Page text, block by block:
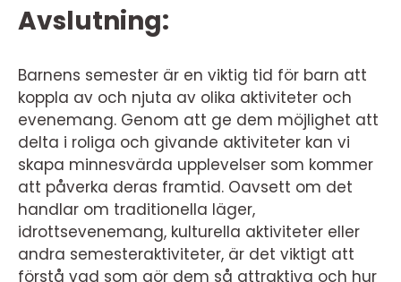
Avslutning:
Barnens semester är en viktig tid för barn att
koppla av och njuta av olika aktiviteter och
evenemang. Genom att ge dem möjlighet att
delta i roliga och givande aktiviteter kan vi
skapa minnesvärda upplevelser som kommer
att påverka deras framtid. Oavsett om det
handlar om traditionella läger,
idrottsevenemang, kulturella aktiviteter eller
andra semesteraktiviteter, är det viktigt att
förstå vad som gör dem så attraktiva och hur